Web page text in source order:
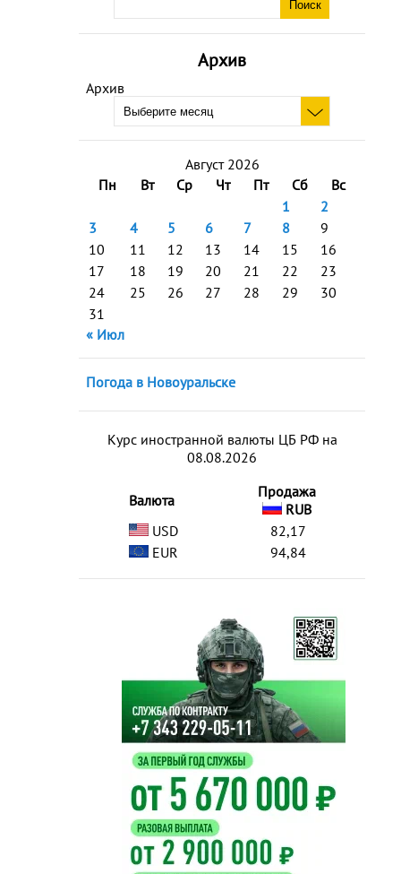
Архив
Архив
Август 2026
Пн
Вт Ср Чт Пт Сб
Вс
1
2
3
4 5 6 7 8
9
10
11 12 13 14 15
16
17
18 19 20 21 22
23
24
25 26 27 28 29
30
31
« Июл
Погода в Новоуральске
Курс иностранной валюты ЦБ РФ на
08.08.2026
Валюта
Продажа
RUB
USD
82,17
EUR
94,84